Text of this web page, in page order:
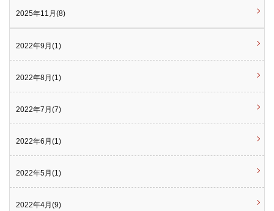
2025年11月(8)
2022年9月(1)
2022年8月(1)
2022年7月(7)
2022年6月(1)
2022年5月(1)
2022年4月(9)